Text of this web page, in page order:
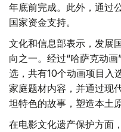
年底前完成。此外，通过
国家资金支持。
文化和信息部表示，发展
向之一。经过“哈萨克动
选，共有10个动画项目入
家庭题材内容，并通过现
坦特色的故事，塑造本土
在电影文化遗产保护方面